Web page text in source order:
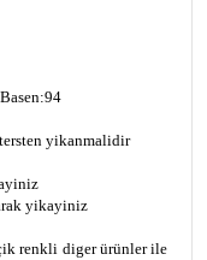
yikanmalidir
yikayiniz
renkli diger ürünler ile